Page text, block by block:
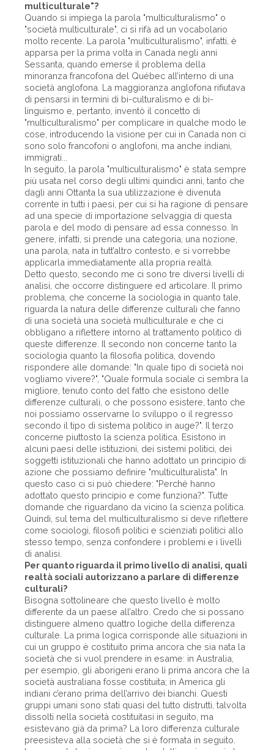
multiculturale"?
Quando si impiega la parola "multiculturalismo" o
"società multiculturale", ci si rifà ad un vocabolario
molto recente. La parola "multiculturalismo", infatti, è
apparsa per la prima volta in Canada negli anni
Sessanta, quando emerse il problema della
minoranza francofona del Québec all’interno di una
società anglofona. La maggioranza anglofona rifiutava
di pensarsi in termini di bi-culturalismo e di bi-
linguismo e, pertanto, inventò il concetto di
"multiculturalismo" per complicare in qualche modo le
cose, introducendo la visione per cui in Canada non ci
sono solo francofoni o anglofoni, ma anche indiani,
immigrati...
In seguito, la parola "multiculturalismo" è stata sempre
più usata nel corso degli ultimi quindici anni, tanto che
dagli anni Ottanta la sua utilizzazione è divenuta
corrente in tutti i paesi, per cui si ha ragione di pensare
ad una specie di importazione selvaggia di questa
parola e del modo di pensare ad essa connesso. In
genere, infatti, si prende una categoria, una nozione,
una parola, nata in tutt’altro contesto, e si vorrebbe
applicarla immediatamente alla propria realtà.
Detto questo, secondo me ci sono tre diversi livelli di
analisi, che occorre distinguere ed articolare. Il primo
problema, che concerne la sociologia in quanto tale,
riguarda la natura delle differenze culturali che fanno
di una società una società multiculturale e che ci
obbligano a riflettere intorno al trattamento politico di
queste differenze. Il secondo non concerne tanto la
sociologia quanto la filosofia politica, dovendo
rispondere alle domande: "In quale tipo di società noi
vogliamo vivere?", "Quale formula sociale ci sembra la
migliore, tenuto conto del fatto che esistono delle
differenze culturali, o che possono esistere, tanto che
noi possiamo osservarne lo sviluppo o il regresso
secondo il tipo di sistema politico in auge?". Il terzo
concerne piuttosto la scienza politica. Esistono in
alcuni paesi delle istituzioni, dei sistemi politici, dei
soggetti istituzionali che hanno adottato un principio di
azione che possiamo definire "multiculturalista". In
questo caso ci si può chiedere: "Perché hanno
adottato questo principio e come funziona?". Tutte
domande che riguardano da vicino la scienza politica.
Quindi, sul tema del multiculturalismo si deve riflettere
come sociologi, filosofi politici e scienziati politici allo
stesso tempo, senza confondere i problemi e i livelli
di analisi.
Per quanto riguarda il primo livello di analisi, quali
realtà sociali autorizzano a parlare di differenze
culturali?
Bisogna sottolineare che questo livello è molto
differente da un paese all’altro. Credo che si possano
distinguere almeno quattro logiche della differenza
culturale. La prima logica corrisponde alle situazioni in
cui un gruppo è costituito prima ancora che sia nata la
società che si vuol prendere in esame: in Australia,
per esempio, gli aborigeni erano lì prima ancora che la
società australiana fosse costituita; in America gli
indiani c’erano prima dell’arrivo dei bianchi. Questi
gruppi umani sono stati quasi del tutto distrutti, talvolta
dissolti nella società costituitasi in seguito, ma
esistevano già da prima? La loro differenza culturale
preesisteva alla società che si è formata in seguito.